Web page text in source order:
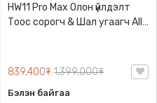
HW11 Pro Max Олон үйлдэлт
Тоос сорогч & Шал угаагч All-
Паркет, пельта хуурай болон
чийгтэй цэвэрлэнэ, өөрийгөө
цэвэрлэх горимтой
839,400₮ 1,399,000₮
Бэлэн байгаа